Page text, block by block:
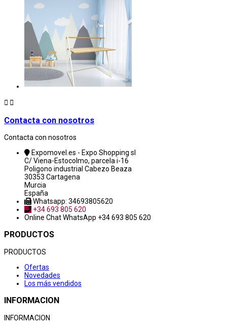
 
Contacta con nosotros
Contacta con nosotros
Expomovel.es - Expo Shopping sl
C/ Viena-Estocolmo, parcela i-16
Poligono industrial Cabezo Beaza
30353 Cartagena
Murcia
España
Whatsapp: 34693805620
+34 693 805 620
Online ChatWhatsApp +34 693 805 620
PRODUCTOS
PRODUCTOS
Ofertas
Novedades
Los más vendidos
INFORMACION
INFORMACION